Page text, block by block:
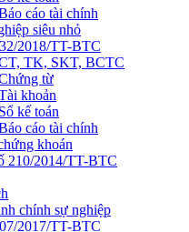
cáo tài chính
siêu nhỏ
2018/TT-BTC
TK, SKT, BCTC
từ
khoản
kế toán
cáo tài chính
khoán
210/2014/TT-BTC
chính sự nghiệp
2017/TT-BTC